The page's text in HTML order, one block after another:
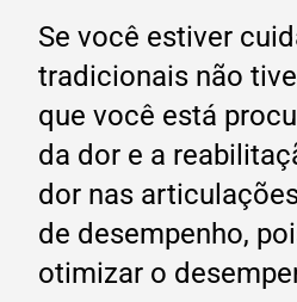
Se você estiver
tradicionais não
que você está
da dor e a
dor nas
de desempenho,
otimizar o